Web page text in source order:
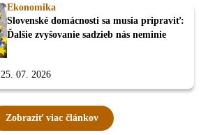
Ekonomika
Slovenské domácnosti sa musia pripraviť:
Ďalšie zvyšovanie sadzieb nás neminie
25. 07. 2026
Zobraziť viac článkov